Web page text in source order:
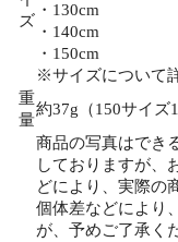
ズ
・130cm
・140cm
・150cm
※サイズについて
重
量
約37g（150サイズ
商品の写真はでき
しておりますが、
どにより、実際の
個体差などにより
が、予めご了承く